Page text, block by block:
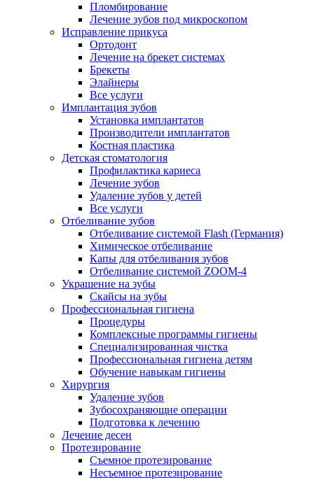
Пломбирование
Лечение зубов под микроскопом
Исправление прикуса
Ортодонт
Лечение на брекет системах
Брекеты
Элайнеры
Все услуги
Имплантация зубов
Установка имплантатов
Производители имплантатов
Костная пластика
Детская стоматология
Профилактика кариеса
Лечение зубов
Удаление зубов у детей
Все услуги
Отбеливание зубов
Отбеливание системой Flash (Германия)
Химическое отбеливание
Капы для отбеливания зубов
Отбеливание системой ZOOM-4
Украшение на зубы
Скайсы на зубы
Профессиональная гигиена
Процедуры
Комплексные программы гигиены
Специализированная чистка
Профессиональная гигиена детям
Обучение навыкам гигиены
Хирургия
Удаление зубов
Зубосохраняющие операции
Подготовка к лечению
Лечение десен
Протезирование
Съемное протезирование
Несъемное протезирование